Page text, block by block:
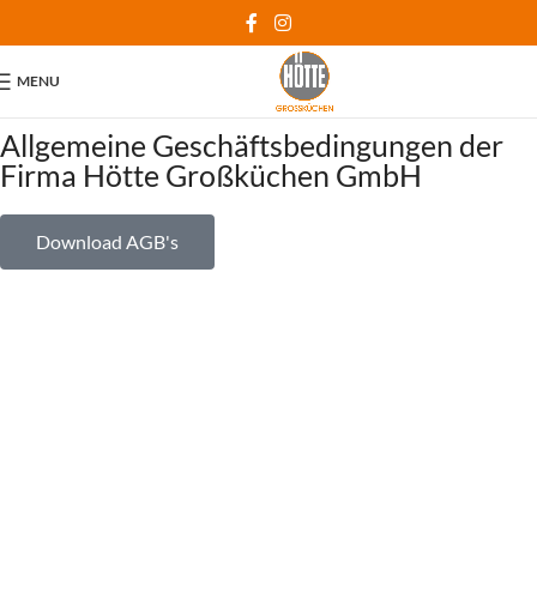
MENU
Allgemeine Geschäftsbedingungen der
Firma Hötte Großküchen GmbH
Download AGB's